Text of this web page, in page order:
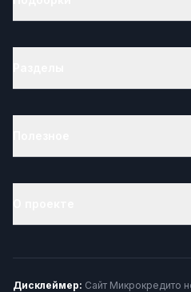
Дисклеймер: Сайт Микрокредито